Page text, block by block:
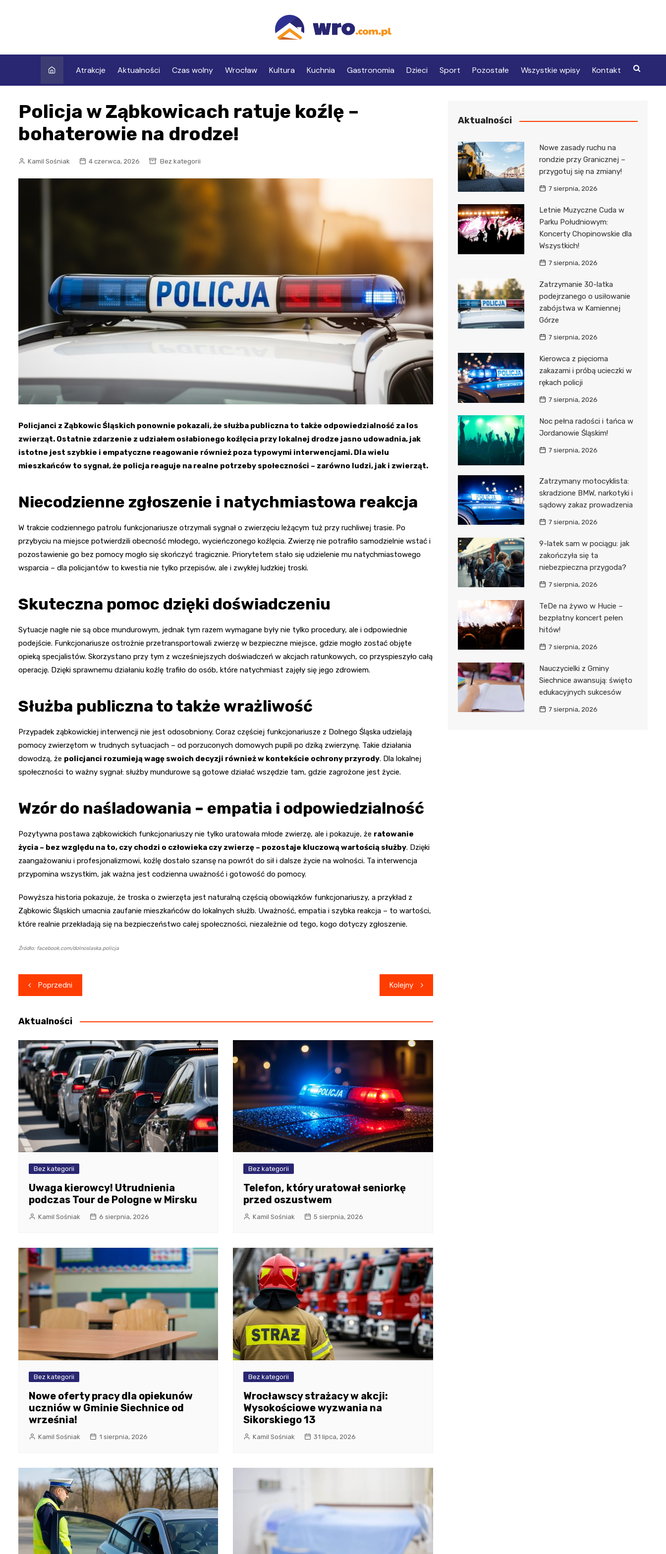
Atrakcje Aktualności Czas wolny Wrocław Kultura Kuchnia Gastronomia Dzieci Sport Pozostałe Wszystkie wpisy Kontakt
Policja w Ząbkowicach ratuje koźlę –
bohaterowie na drodze!
Kamil Sośniak 4 czerwca, 2026 Bez kategorii
Policjanci z Ząbkowic Śląskich ponownie pokazali, że służba publiczna to także odpowiedzialność za los
zwierząt. Ostatnie zdarzenie z udziałem osłabionego koźlęcia przy lokalnej drodze jasno udowadnia, jak
istotne jest szybkie i empatyczne reagowanie również poza typowymi interwencjami. Dla wielu
mieszkańców to sygnał, że policja reaguje na realne potrzeby społeczności – zarówno ludzi, jak i zwierząt.
Niecodzienne zgłoszenie i natychmiastowa reakcja
W trakcie codziennego patrolu funkcjonariusze otrzymali sygnał o zwierzęciu leżącym tuż przy ruchliwej trasie. Po
przybyciu na miejsce potwierdzili obecność młodego, wycieńczonego koźlęcia. Zwierzę nie potrafiło samodzielnie wstać i
pozostawienie go bez pomocy mogło się skończyć tragicznie. Priorytetem stało się udzielenie mu natychmiastowego
wsparcia – dla policjantów to kwestia nie tylko przepisów, ale i zwykłej ludzkiej troski.
Skuteczna pomoc dzięki doświadczeniu
Sytuacje nagłe nie są obce mundurowym, jednak tym razem wymagane były nie tylko procedury, ale i odpowiednie
podejście. Funkcjonariusze ostrożnie przetransportowali zwierzę w bezpieczne miejsce, gdzie mogło zostać objęte
opieką specjalistów. Skorzystano przy tym z wcześniejszych doświadczeń w akcjach ratunkowych, co przyspieszyło całą
operację. Dzięki sprawnemu działaniu koźlę trafiło do osób, które natychmiast zajęły się jego zdrowiem.
Służba publiczna to także wrażliwość
Przypadek ząbkowickiej interwencji nie jest odosobniony. Coraz częściej funkcjonariusze z Dolnego Śląska udzielają
pomocy zwierzętom w trudnych sytuacjach – od porzuconych domowych pupili po dziką zwierzynę. Takie działania
dowodzą, że policjanci rozumieją wagę swoich decyzji również w kontekście ochrony przyrody. Dla lokalnej
społeczności to ważny sygnał: służby mundurowe są gotowe działać wszędzie tam, gdzie zagrożone jest życie.
Wzór do naśladowania – empatia i odpowiedzialność
Pozytywna postawa ząbkowickich funkcjonariuszy nie tylko uratowała młode zwierzę, ale i pokazuje, że ratowanie
życia – bez względu na to, czy chodzi o człowieka czy zwierzę – pozostaje kluczową wartością służby. Dzięki
zaangażowaniu i profesjonalizmowi, koźlę dostało szansę na powrót do sił i dalsze życie na wolności. Ta interwencja
przypomina wszystkim, jak ważna jest codzienna uważność i gotowość do pomocy.
Powyższa historia pokazuje, że troska o zwierzęta jest naturalną częścią obowiązków funkcjonariuszy, a przykład z
Ząbkowic Śląskich umacnia zaufanie mieszkańców do lokalnych służb. Uważność, empatia i szybka reakcja – to wartości,
które realnie przekładają się na bezpieczeństwo całej społeczności, niezależnie od tego, kogo dotyczy zgłoszenie.
Źródło: facebook.com/dolnoslaska.policja
Nawigacja
wpisu
Poprzedni Kolejny
Aktualności
Bez kategorii
Uwaga kierowcy! Utrudnienia
podczas Tour de Pologne w Mirsku
Kamil Sośniak 6 sierpnia, 2026
Bez kategorii
Telefon, który uratował seniorkę
przed oszustwem
Kamil Sośniak 5 sierpnia, 2026
Bez kategorii
Nowe oferty pracy dla opiekunów
uczniów w Gminie Siechnice od
września!
Kamil Sośniak 1 sierpnia, 2026
Bez kategorii
Wrocławscy strażacy w akcji:
Wysokościowe wyzwania na
Sikorskiego 13
Kamil Sośniak 31 lipca, 2026
Aktualności
Nowe zasady ruchu na
rondzie przy Granicznej –
przygotuj się na zmiany!
7 sierpnia, 2026
Letnie Muzyczne Cuda w
Parku Południowym:
Koncerty Chopinowskie dla
Wszystkich!
7 sierpnia, 2026
Zatrzymanie 30-latka
podejrzanego o usiłowanie
zabójstwa w Kamiennej
Górze
7 sierpnia, 2026
Kierowca z pięcioma
zakazami i próbą ucieczki w
rękach policji
7 sierpnia, 2026
Noc pełna radości i tańca w
Jordanowie Śląskim!
7 sierpnia, 2026
Zatrzymany motocyklista:
skradzione BMW, narkotyki i
sądowy zakaz prowadzenia
7 sierpnia, 2026
9-latek sam w pociągu: jak
zakończyła się ta
niebezpieczna przygoda?
7 sierpnia, 2026
TeDe na żywo w Hucie –
bezpłatny koncert pełen
hitów!
7 sierpnia, 2026
Nauczycielki z Gminy
Siechnice awansują: święto
edukacyjnych sukcesów
7 sierpnia, 2026